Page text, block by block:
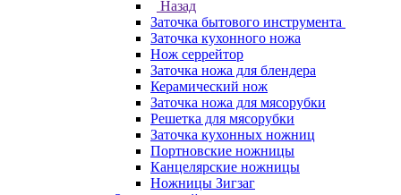
Назад
Заточка бытового инструмента
Заточка кухонного ножа
Нож серрейтор
Заточка ножа для блендера
Керамический нож
Заточка ножа для мясорубки
Решетка для мясорубки
Заточка кухонных ножниц
Портновские ножницы
Канцелярские ножницы
Ножницы Зигзаг